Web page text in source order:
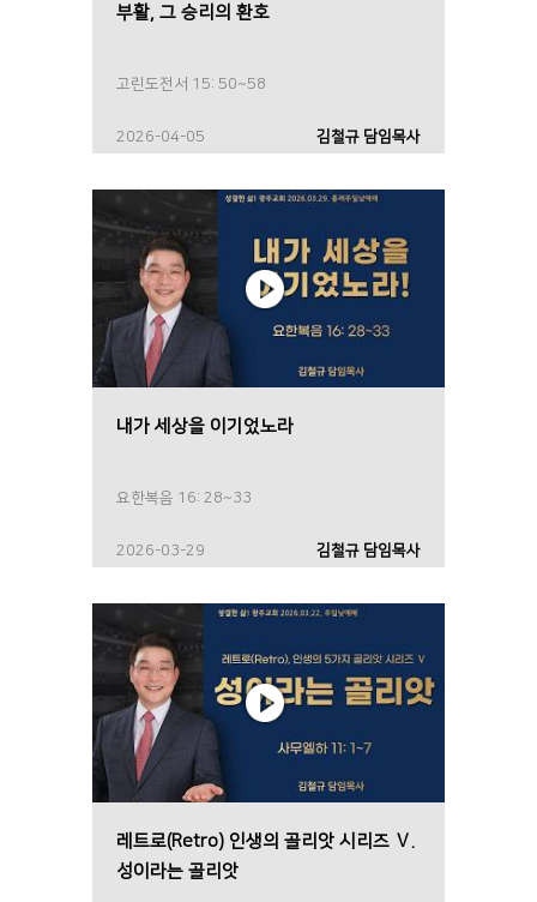
부활, 그 승리의 환호
고린도전서 15: 50~58
2026-04-05 김철규 담임목사
내가 세상을 이기었노라
요한복음 16: 28~33
2026-03-29 김철규 담임목사
레트로(Retro) 인생의 골리앗 시리즈 Ⅴ.
성이라는 골리앗